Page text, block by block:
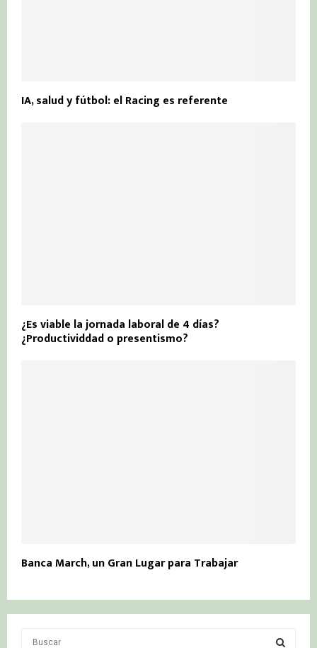
IA, salud y fútbol: el Racing es referente
¿Es viable la jornada laboral de 4 días?
¿Productividdad o presentismo?
Banca March, un Gran Lugar para Trabajar